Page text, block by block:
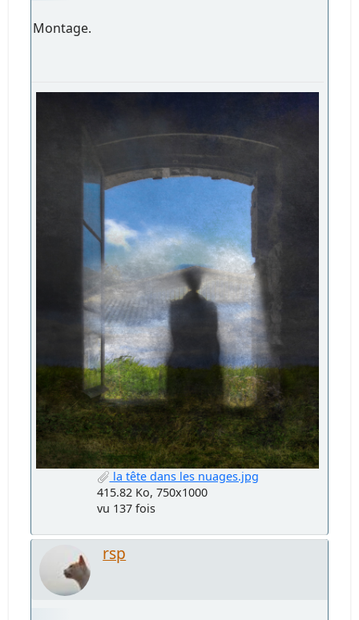
Montage.
la tête dans les nuages.jpg
415.82 Ko, 750x1000
vu 137 fois
rsp